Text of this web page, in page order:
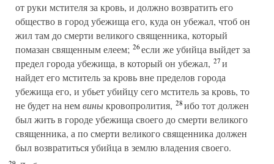
от руки мстителя за кровь, и должно возвратить его
общество в город убежища его, куда он убежал, чтоб он
жил там до смерти великого священника, который
помазан священным елеем; 26если же убийца выйдет за
предел города убежища, в который он убежал, 27и
найдет его мститель за кровь вне пределов города
убежища его, и убьет убийцу сего мститель за кровь, то
не будет на немвиныкровопролития, 28ибо тот должен
был жить в городе убежища своего до смерти великого
священника, а по смерти великого священника должен
был возвратиться убийца в землю владения своего.